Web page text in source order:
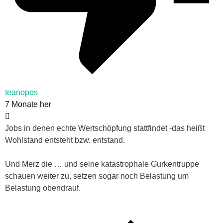
teanopos
7 Monate her
Jobs in denen echte Wertschöpfung stattfindet -das heißt
Wohlstand entsteht bzw. entstand.
Und Merz die … und seine katastrophale Gurkentruppe
schauen weiter zu, setzen sogar noch Belastung um
Belastung obendrauf.